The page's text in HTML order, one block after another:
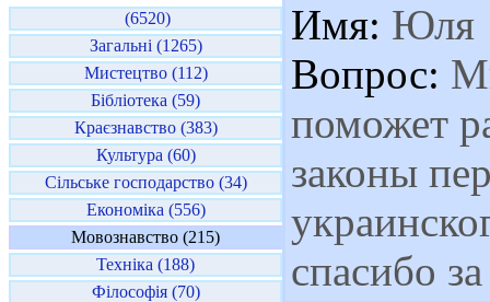
(6520)
Загальні (1265)
Мистецтво (112)
Бібліотека (59)
Краєзнавство (383)
Культура (60)
Сільське господарство (34)
Економіка (556)
Мовознавство (215)
Техніка (188)
Філософія (70)
Имя: Юля
Вопрос:
поможет
законы
спасибо